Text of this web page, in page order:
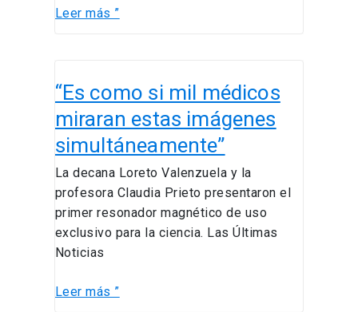
de
IA
Leer más ”
“Es como si mil médicos
miraran estas imágenes
simultáneamente”
La decana Loreto Valenzuela y la
profesora Claudia Prieto presentaron el
primer resonador magnético de uso
exclusivo para la ciencia. Las Últimas
Noticias
como
mil
médicos
miraran
estas
imágenes
simultáneamente”
Leer más ”